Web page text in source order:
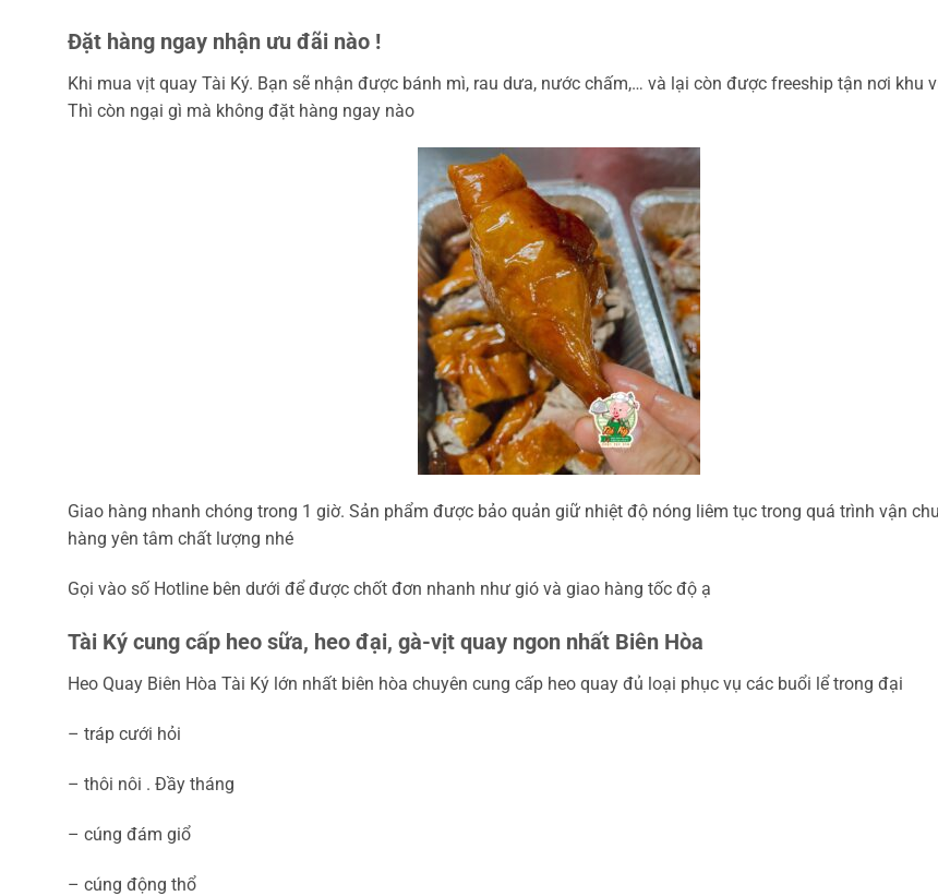
Đặt hàng ngay nhận ưu đãi nào !
Khi mua vịt quay Tài Ký. Bạn sẽ nhận được bánh mì, rau dưa, nước chấm,… và lại còn được freeship tận nơi khu
Thì còn ngại gì mà không đặt hàng ngay nào
Giao hàng nhanh chóng trong 1 giờ. Sản phẩm được bảo quản giữ nhiệt độ nóng liêm tục trong quá trình vận
hàng yên tâm chất lượng nhé
Gọi vào số Hotline bên dưới để được chốt đơn nhanh như gió và giao hàng tốc độ ạ
Tài Ký cung cấp heo sữa, heo đại, gà-vịt quay ngon nhất Biên Hòa
Heo Quay Biên Hòa Tài Ký lớn nhất biên hòa chuyên cung cấp heo quay đủ loại phục vụ các buổi lể trong đại
– tráp cưới hỏi
– thôi nôi . Đầy tháng
– cúng đám giổ
– cúng động thổ